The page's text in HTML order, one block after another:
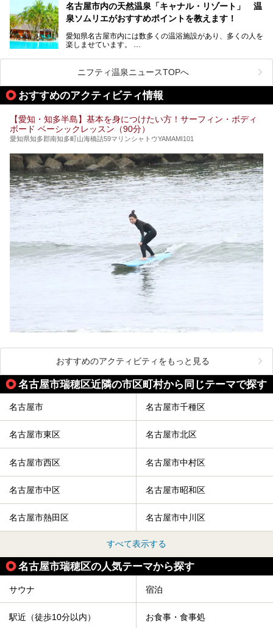
天然ラドン温泉が堪能できるお風呂や、新設・改装された客
室、地元の食材と温泉水で作られたお料理……。
ご紹介します。
名古屋市内の天然温泉「キャナル・リゾート」 温
泉ソムリエがおすすめポイントを教えます！
愛知県名古屋市内には数多くの温浴施設があり、多くの人を
楽しませています。
ムリエの目線で紹介していきます！
名古屋市内にはスーパー銭湯や日帰り温泉が多く、「どこに
行こうかな？」と悩んでしまう方も多いと思います。
ぜひこの記事を参考にして「キャナル・リゾート」に出かけ
てみるのはいかがでしょうか？
ニフティ温泉ニュースTOPへ
おすすめのアクティビティ情報
【愛知・知多半島】基本を身につけたい方！サーフィン・ボディ
ボード ベーシックレッスン（90分）
愛知県知多郡南知多町山海橋詰59マリンシャトウYAMAMI101
おすすめのアクティビティをもっと見る
名古屋市瑞穂区近隣の市区町村から同じテーマで探す
名古屋市 名古屋市千種区
名古屋市東区 名古屋市北区
名古屋市西区 名古屋市中村区
名古屋市中区 名古屋市昭和区
名古屋市熱田区 名古屋市中川区
すべて表示する
名古屋市瑞穂区の人気テーマから探す
サウナ 宿泊
駅近（徒歩10分以内） お食事・食事処